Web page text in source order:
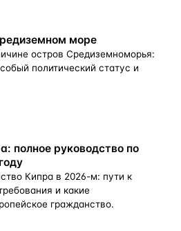
использование
• Современный дизайн
с двойным остеклением •
ванной комнаты и туалета •
всех квартир • Теплоизоляция —
А • Охранный
море
остров Средиземноморья:
политический статус и
полное руководство по
Кипра в 2026-м: пути к
и какие
гражданство.